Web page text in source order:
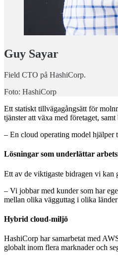
Guy Sayar
Field CTO på HashiCorp.
Foto: HashiCorp
Ett statiskt tillvägagångsätt för
tjänster att växa med företaget,
– En cloud operating model hjälper
Lösningar som underlättar
Ett av de viktigaste bidragen vi kan
– Vi jobbar med kunder som har
mellan olika vägguttag i olika
Hybrid cloud-miljö
HashiCorp har samarbetat med
globalt inom flera marknader och